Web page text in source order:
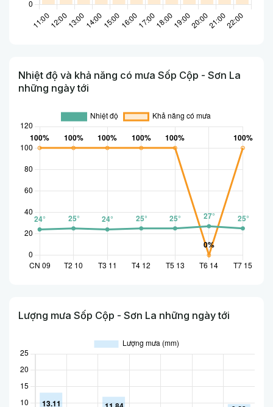
Nhiệt độ và khả năng có mưa Sốp Cộp - Sơn La
những ngày tới
Lượng mưa Sốp Cộp - Sơn La những ngày tới